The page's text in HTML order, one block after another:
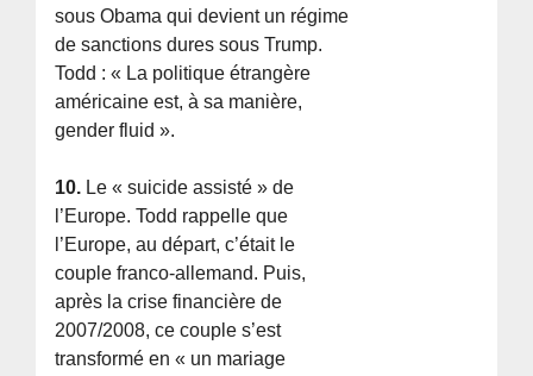
sous Obama qui devient un régime
de sanctions dures sous Trump.
Todd : « La politique étrangère
américaine est, à sa manière,
gender fluid ».
10. Le « suicide assisté » de
l’Europe. Todd rappelle que
l’Europe, au départ, c’était le
couple franco-allemand. Puis,
après la crise financière de
2007/2008, ce couple s’est
transformé en « un mariage